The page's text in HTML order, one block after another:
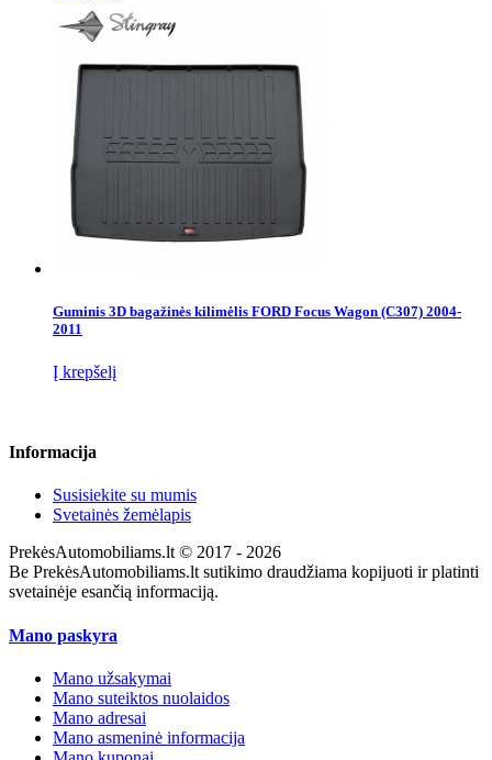
Guminis 3D bagažinės kilimėlis FORD Focus Wagon (C307) 2004-
2011
Į krepšelį
Informacija
Susisiekite su mumis
Svetainės žemėlapis
PrekėsAutomobiliams.lt © 2017 - 2026
Be PrekėsAutomobiliams.lt sutikimo draudžiama kopijuoti ir platinti
svetainėje esančią informaciją.
Mano paskyra
Mano užsakymai
Mano suteiktos nuolaidos
Mano adresai
Mano asmeninė informacija